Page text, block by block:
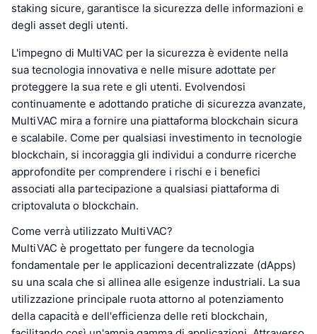
staking sicure, garantisce la sicurezza delle informazioni e
degli asset degli utenti.
L'impegno di MultiVAC per la sicurezza è evidente nella
sua tecnologia innovativa e nelle misure adottate per
proteggere la sua rete e gli utenti. Evolvendosi
continuamente e adottando pratiche di sicurezza avanzate,
MultiVAC mira a fornire una piattaforma blockchain sicura
e scalabile. Come per qualsiasi investimento in tecnologie
blockchain, si incoraggia gli individui a condurre ricerche
approfondite per comprendere i rischi e i benefici
associati alla partecipazione a qualsiasi piattaforma di
criptovaluta o blockchain.
Come verrà utilizzato MultiVAC?
MultiVAC è progettato per fungere da tecnologia
fondamentale per le applicazioni decentralizzate (dApps)
su una scala che si allinea alle esigenze industriali. La sua
utilizzazione principale ruota attorno al potenziamento
della capacità e dell'efficienza delle reti blockchain,